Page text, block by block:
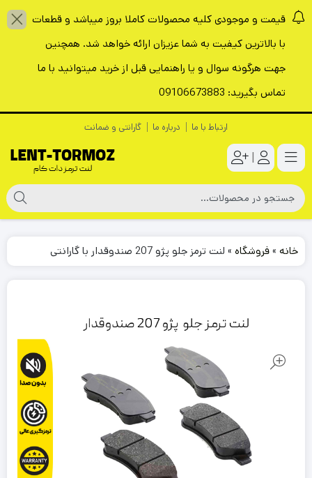
قیمت و موجودی کلیه محصولات کاملا بروز میباشد و قطعات
با بالاترین کیفیت به شما عزیزان ارائه خواهد شد. همچنین
جهت هرگونه سوال و یا راهنمایی قبل از خرید میتوانید با ما
تماس بگیرید: 09106673883
ارتباط با ما درباره ما گارانتی و ضمانت
|
خانه »فروشگاه » لنت ترمز جلو پژو 207 صندوقدار با گارانتی